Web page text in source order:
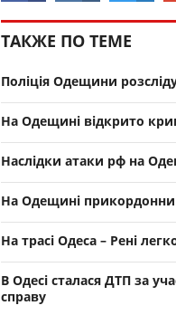
ТАКЖЕ ПО ТЕМЕ
Поліція Одещини
На Одещині відкрито
Наслідки атаки рф на
На Одещині
На трасі Одеса – Рені
В Одесі сталася ДТП за
справу